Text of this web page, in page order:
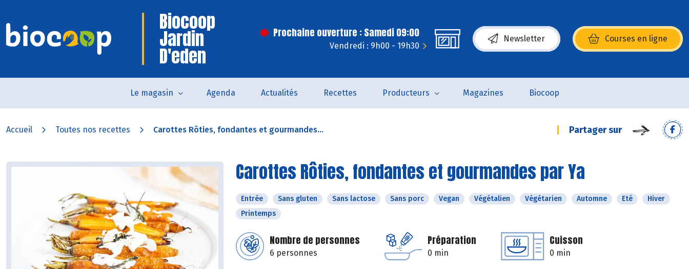
Biocoop
Jardin
D'eden
Prochaine ouverture : Samedi 09:00
Vendredi : 9h00 - 19h30
Newsletter Courses en ligne
(s’ouvre dans une nouvelle fenêtre)
Le magasin Agenda Actualités Recettes Producteurs Magazines Biocoop
Accueil Toutes nos recettes Carottes Rôties, fondantes et gourmandes... Partager sur
Carottes Rôties, fondantes et gourmandes par Ya
Entrée Sans gluten Sans lactose Sans porc Vegan Végétalien Végétarien Automne Eté
Hiver
Printemps
Nombre de personnes
6 personnes
Préparation
0 min
Cuisson
0 min